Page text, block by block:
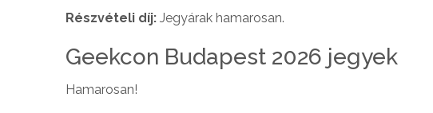
Részvételi díj: Jegyárak hamarosan.
Geekcon Budapest 2026 jegyek
Hamarosan!